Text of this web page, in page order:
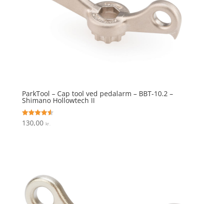
ParkTool – Cap tool ved pedalarm – BBT-10.2 –
Shimano Hollowtech II
Vurderet
4.6
130,00 kr.